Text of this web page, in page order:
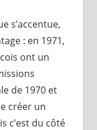
s’accentue,
: en 1971,
ont un
de 1970 et
créer un
c’est du côté